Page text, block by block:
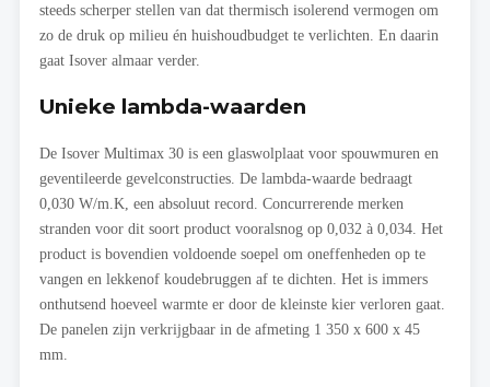
steeds scherper stellen van dat thermisch isolerend vermogen om
zo de druk op milieu én huishoudbudget te verlichten. En daarin
gaat Isover almaar verder.
Unieke lambda-waarden
De Isover Multimax 30 is een glaswolplaat voor spouwmuren en
geventileerde gevelconstructies. De lambda-waarde bedraagt
0,030 W/m.K, een absoluut record. Concurrerende merken
stranden voor dit soort product vooralsnog op 0,032 à 0,034. Het
product is bovendien voldoende soepel om oneffenheden op te
vangen en lekkenof koudebruggen af te dichten. Het is immers
onthutsend hoeveel warmte er door de kleinste kier verloren gaat.
De panelen zijn verkrijgbaar in de afmeting 1 350 x 600 x 45
mm.